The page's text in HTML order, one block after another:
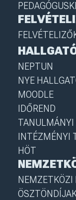
NEPTUN
NYE
MOODLE
IDŐREND
TANULMÁNYI
INTÉZMÉNYI
HÖT
NEMZETKÖZI